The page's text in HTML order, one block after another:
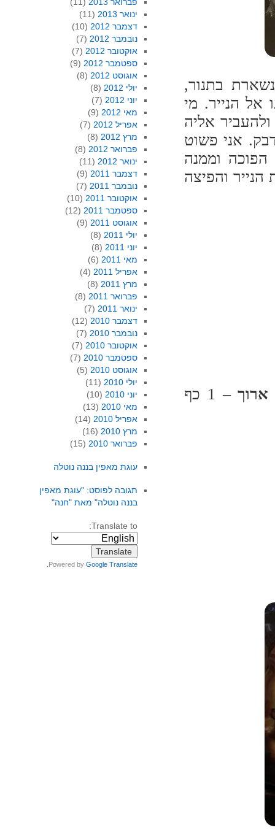
בתנור,
הנייר. מי
אליה
אני פשוט
וממנה
והפיצה
– 1 כף
ינואר 2013
(11)
דצמבר 2012
(10)
נובמבר 2012
(7)
אוקטובר 2012
(7)
ספטמבר 2012
(9)
אוגוסט 2012
(8)
יולי 2012
(8)
יוני 2012
(7)
מאי 2012
(9)
אפריל 2012
(7)
מרץ 2012
(8)
פברואר 2012
(8)
ינואר 2012
(11)
דצמבר 2011
(9)
נובמבר 2011
(7)
אוקטובר 2011
(10)
ספטמבר 2011
(12)
אוגוסט 2011
(9)
יולי 2011
(8)
יוני 2011
(8)
מאי 2011
(6)
אפריל 2011
(4)
מרץ 2011
(8)
פברואר 2011
(8)
ינואר 2011
(7)
דצמבר 2010
(12)
נובמבר 2010
(7)
אוקטובר 2010
(7)
ספטמבר 2010
(7)
אוגוסט 2010
(5)
יולי 2010
(11)
יוני 2010
(10)
מאי 2010
(13)
אפריל 2010
(14)
מרץ 2010
(16)
פברואר 2010
(15)
עוגת מאפין בננה נוטלה
תגובה לפוסט: "עוגת מאפין
בננה נוטלה" מאת "חנה"
Translate to:
Powered byGoogle Translate